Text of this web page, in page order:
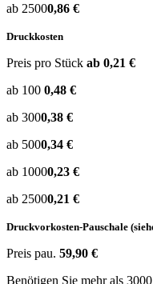
ab 25000,86 €
Druckkosten
Preis pro Stück ab 0,21 €
ab 100 0,48 €
ab 3000,38 €
ab 5000,34 €
ab 10000,23 €
ab 25000,21 €
Druckvorkosten-Pauschale
Preis pau. 59,90 €
Benötigen Sie mehr als